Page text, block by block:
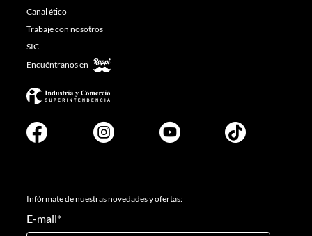
Canal ético
Trabaje con nosotros
SIC
Encuéntranos en
Infórmate de nuestras novedades y ofertas:
E-mail*